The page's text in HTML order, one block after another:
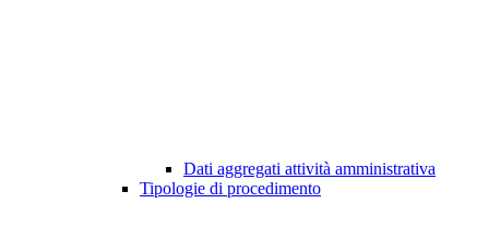
Dati aggregati attività amministrativa
Tipologie di procedimento